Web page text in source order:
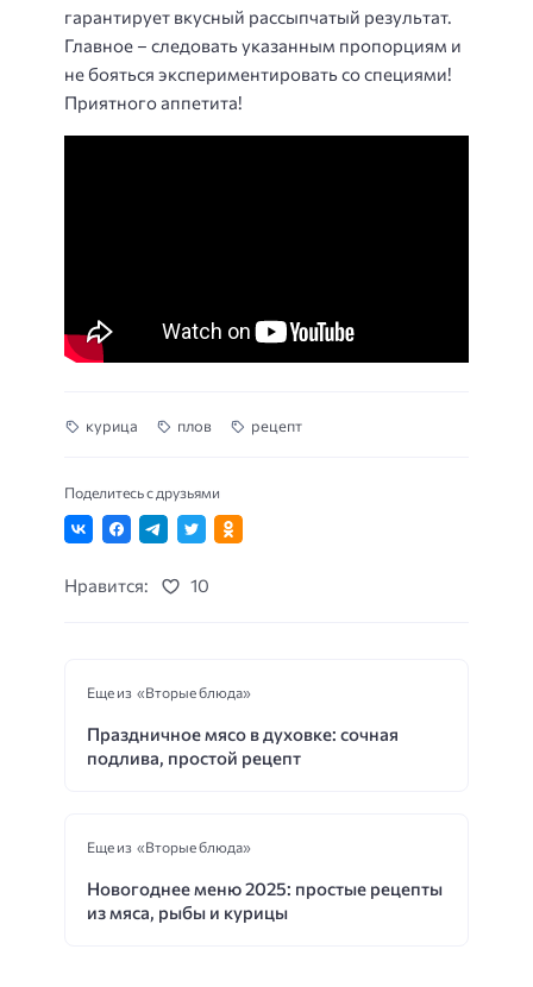
гарантирует вкусный рассыпчатый результат.
Главное – следовать указанным пропорциям и
не бояться экспериментировать со специями!
Приятного аппетита!
курица плов рецепт
Поделитесь с друзьями
Нравится: 10
Еще из «Вторые блюда»
Праздничное мясо в духовке: сочная
подлива, простой рецепт
Еще из «Вторые блюда»
Новогоднее меню 2025: простые рецепты
из мяса, рыбы и курицы